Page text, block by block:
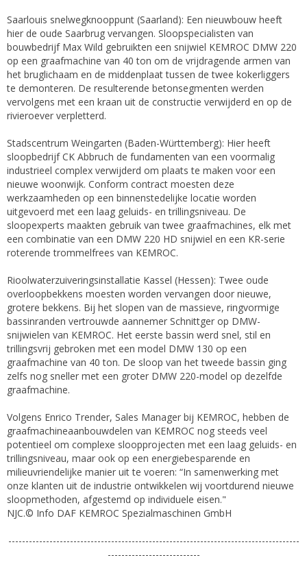
Saarlouis snelwegknooppunt (Saarland): Een nieuwbouw heeft
hier de oude Saarbrug vervangen. Sloopspecialisten van
bouwbedrijf Max Wild gebruikten een snijwiel KEMROC DMW 220
op een graafmachine van 40 ton om de vrijdragende armen van
het bruglichaam en de middenplaat tussen de twee kokerliggers
te demonteren. De resulterende betonsegmenten werden
vervolgens met een kraan uit de constructie verwijderd en op de
rivieroever verpletterd.
Stadscentrum Weingarten (Baden-Württemberg): Hier heeft
sloopbedrijf CK Abbruch de fundamenten van een voormalig
industrieel complex verwijderd om plaats te maken voor een
nieuwe woonwijk. Conform contract moesten deze
werkzaamheden op een binnenstedelijke locatie worden
uitgevoerd met een laag geluids- en trillingsniveau. De
sloopexperts maakten gebruik van twee graafmachines, elk met
een combinatie van een DMW 220 HD snijwiel en een KR-serie
roterende trommelfrees van KEMROC.
Rioolwaterzuiveringsinstallatie Kassel (Hessen): Twee oude
overloopbekkens moesten worden vervangen door nieuwe,
grotere bekkens. Bij het slopen van de massieve, ringvormige
bassinranden vertrouwde aannemer Schnittger op DMW-
snijwielen van KEMROC. Het eerste bassin werd snel, stil en
trillingsvrij gebroken met een model DMW 130 op een
graafmachine van 40 ton. De sloop van het tweede bassin ging
zelfs nog sneller met een groter DMW 220-model op dezelfde
graafmachine.
Volgens Enrico Trender, Sales Manager bij KEMROC, hebben de
graafmachineaanbouwdelen van KEMROC nog steeds veel
potentieel om complexe sloopprojecten met een laag geluids- en
trillingsniveau, maar ook op een energiebesparende en
milieuvriendelijke manier uit te voeren: “In samenwerking met
onze klanten uit de industrie ontwikkelen wij voortdurend nieuwe
sloopmethoden, afgestemd op individuele eisen."
NJC.© Info DAF KEMROC Spezialmaschinen GmbH
-------------------------------------------------------------------------------------
---------------------------